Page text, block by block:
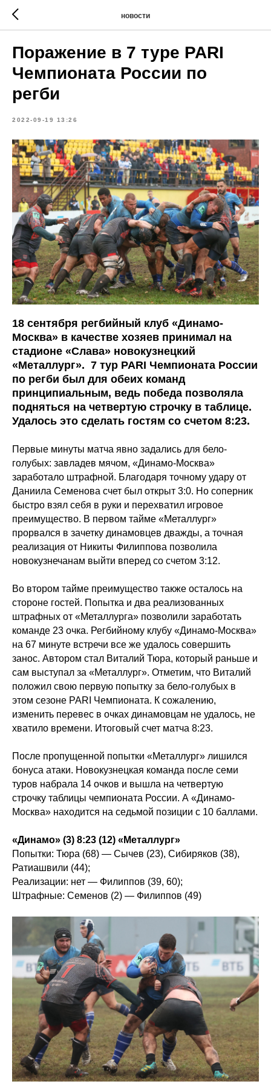
новости
Поражение в 7 туре PARI
Чемпионата России по
регби
2022-09-19 13:26
18 сентября регбийный клуб «Динамо-
Москва» в качестве хозяев принимал на
стадионе «Слава» новокузнецкий
«Металлург». 7 тур PARI Чемпионата России
по регби был для обеих команд
принципиальным, ведь победа позволяла
подняться на четвертую строчку в таблице.
Удалось это сделать гостям со счетом 8:23.
Первые минуты матча явно задались для бело-
голубых: завладев мячом, «Динамо-Москва»
заработало штрафной. Благодаря точному удару от
Даниила Семенова счет был открыт 3:0. Но соперник
быстро взял себя в руки и перехватил игровое
преимущество. В первом тайме «Металлург»
прорвался в зачетку динамовцев дважды, а точная
реализация от Никиты Филиппова позволила
новокузнечанам выйти вперед со счетом 3:12.
Во втором тайме преимущество также осталось на
стороне гостей. Попытка и два реализованных
штрафных от «Металлурга» позволили заработать
команде 23 очка. Регбийному клубу «Динамо-Москва»
на 67 минуте встречи все же удалось совершить
занос. Автором стал Виталий Тюра, который раньше и
сам выступал за «Металлург». Отметим, что Виталий
положил свою первую попытку за бело-голубых в
этом сезоне PARI Чемпионата. К сожалению,
изменить перевес в очках динамовцам не удалось, не
хватило времени. Итоговый счет матча 8:23.
После пропущенной попытки «Металлург» лишился
бонуса атаки. Новокузнецкая команда после семи
туров набрала 14 очков и вышла на четвертую
строчку таблицы чемпионата России. А «Динамо-
Москва» находится на седьмой позиции с 10 баллами.
«Динамо» (3) 8:23 (12) «Металлург»
Попытки: Тюра (68) — Сычев (23), Сибиряков (38),
Ратиашвили (44);
Реализации: нет — Филиппов (39, 60);
Штрафные: Семенов (2) — Филиппов (49)